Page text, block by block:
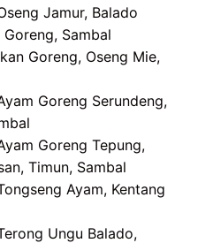
Jamur, Balado
Sambal
Goreng, Oseng Mie,
Goreng Serundeng,
Goreng Tepung,
Timun, Sambal
Ayam, Kentang
Ungu Balado,